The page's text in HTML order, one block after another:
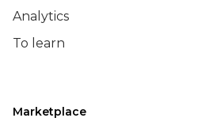
Analytics
To learn
Marketplace